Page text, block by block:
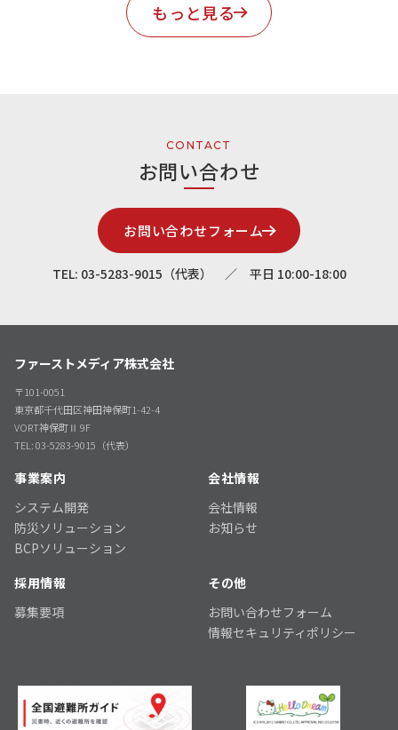
もっと見る
CONTACT
お問い合わせ
お問い合わせフォーム
TEL: 03-5283-9015（代表） ／ 平日 10:00-18:00
ファーストメディア株式会社
〒101-0051
東京都千代田区神田神保町1-42-4
VORT神保町Ⅱ 9F
TEL: 03-5283-9015（代表）
事業案内
システム開発
防災ソリューション
BCPソリューション
会社情報
会社情報
お知らせ
採用情報
募集要項
その他
お問い合わせフォーム
情報セキュリティポリシー